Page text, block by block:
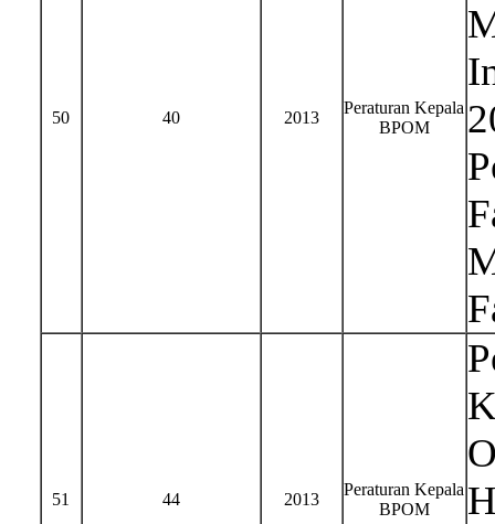
50 40 2013
Peraturan Kepala
BPOM
51 44 2013
Peraturan Kepala
BPOM